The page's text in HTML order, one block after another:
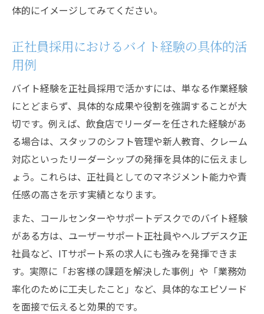
体的にイメージしてみてください。
正社員採用におけるバイト経験の具体的活
用例
バイト経験を正社員採用で活かすには、単なる作業経験
にとどまらず、具体的な成果や役割を強調することが大
切です。例えば、飲食店でリーダーを任された経験があ
る場合は、スタッフのシフト管理や新人教育、クレーム
対応といったリーダーシップの発揮を具体的に伝えまし
ょう。これらは、正社員としてのマネジメント能力や責
任感の高さを示す実績となります。
また、コールセンターやサポートデスクでのバイト経験
がある方は、ユーザーサポート正社員やヘルプデスク正
社員など、ITサポート系の求人にも強みを発揮できま
す。実際に「お客様の課題を解決した事例」や「業務効
率化のために工夫したこと」など、具体的なエピソード
を面接で伝えると効果的です。